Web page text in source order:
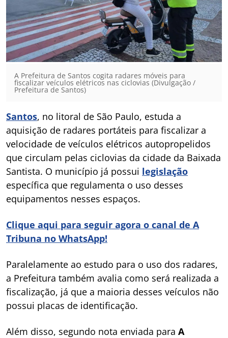
A Prefeitura de Santos cogita radares móveis para
fiscalizar veículos elétricos nas ciclovias (Divulgação /
Prefeitura de Santos)
Santos, no litoral de São Paulo, estuda a
aquisição de radares portáteis para fiscalizar a
velocidade de veículos elétricos autopropelidos
que circulam pelas ciclovias da cidade da Baixada
Santista. O município já possui legislação
específica que regulamenta o uso desses
equipamentos nesses espaços.
Clique aqui para seguir agora o canal de A
Tribuna no WhatsApp!
Paralelamente ao estudo para o uso dos radares,
a Prefeitura também avalia como será realizada a
fiscalização, já que a maioria desses veículos não
possui placas de identificação.
Além disso, segundo nota enviada para A